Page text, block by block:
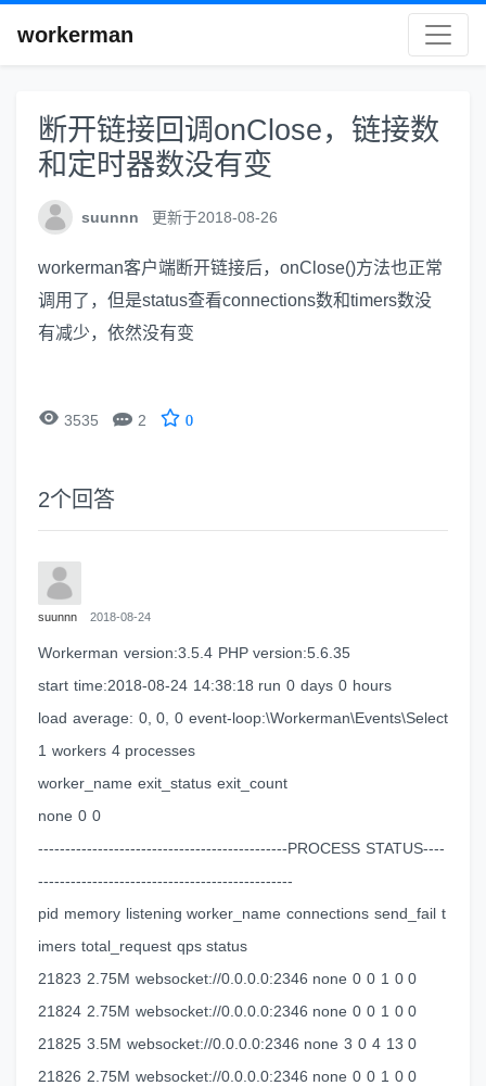
workerman
断开链接回调onClose，链接数
和定时器数没有变
suunnn 更新于2018-08-26
workerman客户端断开链接后，onClose()方法也正常
调用了，但是status查看connections数和timers数没
有减少，依然没有变
 3535  2 0
2个回答
suunnn 2018-08-24
Workerman version:3.5.4 PHP version:5.6.35
start time:2018-08-24 14:38:18 run 0 days 0 hours
load average: 0, 0, 0 event-loop:\Workerman\Events\Select
1 workers 4 processes
worker_name exit_status exit_count
none 0 0
----------------------------------------------PROCESS STATUS----
-----------------------------------------------
pid memory listening worker_name connections send_fail t
imers total_request qps status
21823 2.75M websocket://0.0.0.0:2346 none 0 0 1 0 0
21824 2.75M websocket://0.0.0.0:2346 none 0 0 1 0 0
21825 3.5M websocket://0.0.0.0:2346 none 3 0 4 13 0
21826 2.75M websocket://0.0.0.0:2346 none 0 0 1 0 0